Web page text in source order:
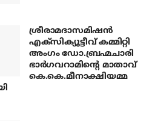
ശ്രീരാമദാസമിഷന്‍
എക്‌സിക്യൂട്ടീവ് കമ്മിറ്റി
അംഗം ഡോ.ബ്രഹ്മചാരി
ഭാര്‍ഗവറാമിന്റെ മാതാവ്
കെ.കെ.മീനാക്ഷിയമ്മ